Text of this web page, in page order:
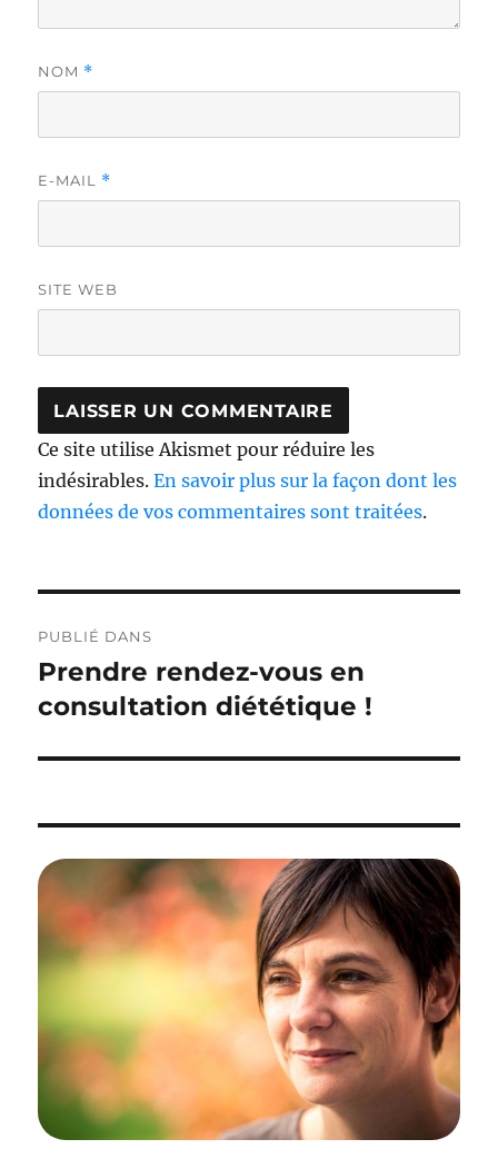
NOM *
E-MAIL *
SITE WEB
Ce site utilise Akismet pour réduire les
indésirables.En savoir plus sur la façon dont les
données de vos commentaires sont traitées.
de
l’article
PUBLIÉ DANS
Prendre rendez-vous en
consultation diététique !